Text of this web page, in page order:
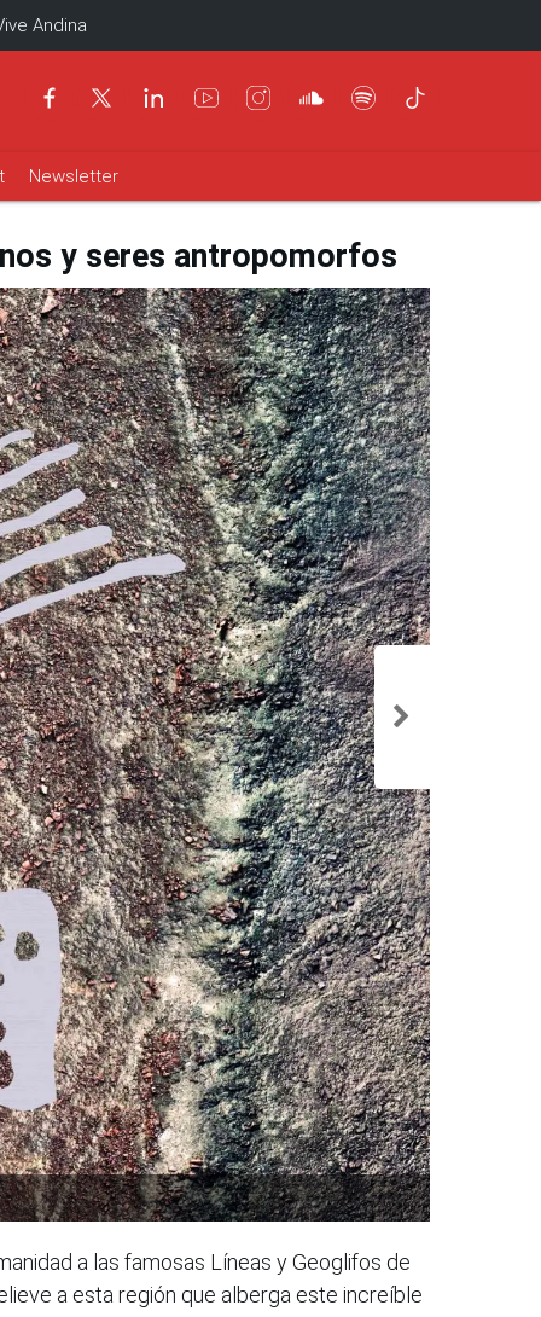
Andina
Newsletter
y seres antropomorfos
a las famosas Líneas y Geoglifos de
a esta región que alberga este increíble